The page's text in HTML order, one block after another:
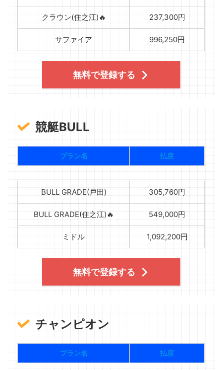
クラウン(住之江)🔥 237,300円
サファイア 996,250円
無料で登録する
競艇BULL
プラン名 払戻
BULL GRADE(戸田) 305,760円
BULL GRADE(住之江)🔥 549,000円
ミドル 1,092,200円
無料で登録する
チャンピオン
プラン名 払戻